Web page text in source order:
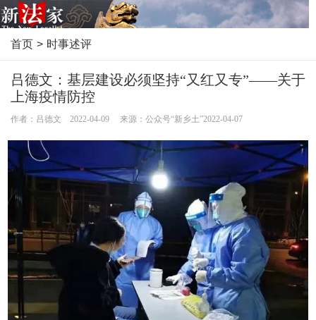
首页 > 时事述评
吕德文：基层建设必须坚持“又红又专”——关于
上海疫情防控
作者：吕德文 2022-04-09 来源：公众号“新乡土”2022-04-07